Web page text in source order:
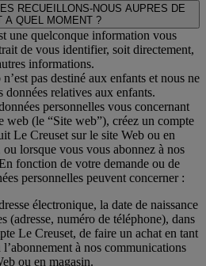
RECUEILLONS-NOUS AUPRES DE
A QUEL MOMENT ?
une quelconque information vous
de vous identifier, soit directement,
informations.
pas destiné aux enfants et nous ne
données relatives aux enfants.
personnelles vous concernant
web (le “Site web”), créez un compte
Le Creuset sur le site Web ou en
lorsque vous vous abonnez à nos
fonction de votre demande ou de
personnelles peuvent concerner :
électronique, la date de naissance
(adresse, numéro de téléphone), dans
Le Creuset, de faire un achat en tant
à nos communications
ou en magasin.